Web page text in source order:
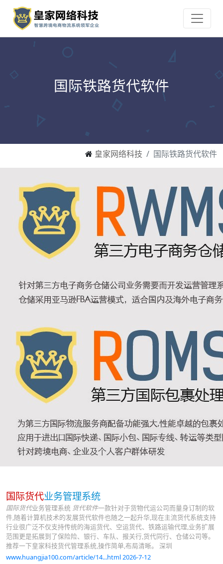
国际铁路货代软件
皇家网络科技 国际铁路货代软件
国际货代业务管理系统
国际货代业务管理系统 货代软件一款针对于货物代运公司而量身订制的软
件,随着计算机技术的发展货代软件也随之一起升华,现在主流货代系统支持
行业很广泛不仅支持传统的海运货代、空运货代、铁路运输代理,业务扩展
范围更是拓展到了保险险、银行、车队、报关行,货代同行、仓储公司等。
推荐一下皇家科技货代管理系统,操作简单,布局清晰。 深圳
www.huangjia100.com/article/14...html 2026-7-12